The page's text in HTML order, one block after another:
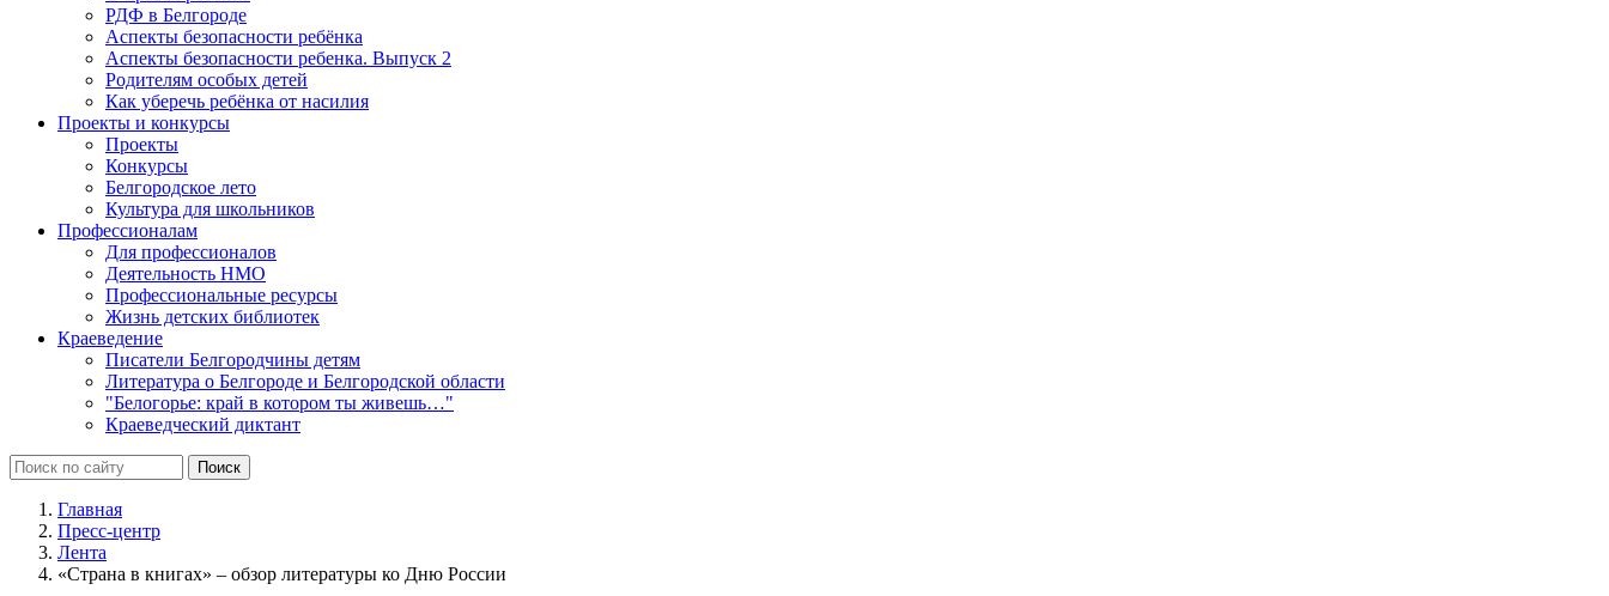
РДФ в Белгороде
Аспекты безопасности ребёнка
Аспекты безопасности ребенка. Выпуск 2
Родителям особых детей
Как уберечь ребёнка от насилия
Проекты и конкурсы
Проекты
Конкурсы
Белгородское лето
Культура для школьников
Профессионалам
Для профессионалов
Деятельность НМО
Профессиональные ресурсы
Жизнь детских библиотек
Краеведение
Писатели Белгородчины детям
Литература о Белгороде и Белгородской области
"Белогорье: край в котором ты живешь…"
Краеведческий диктант
Главная
Пресс-центр
Лента
«Страна в книгах» – обзор литературы ко Дню России